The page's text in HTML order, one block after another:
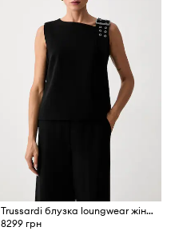
Trussardi блузка loungwear жіноча
8299 грн